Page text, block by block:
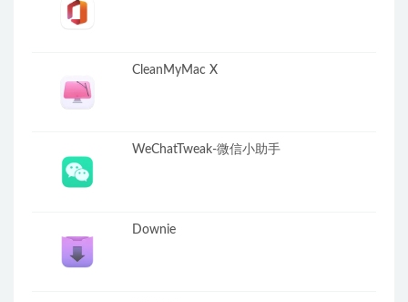
CleanMyMac X
WeChatTweak-微信小助手
Downie